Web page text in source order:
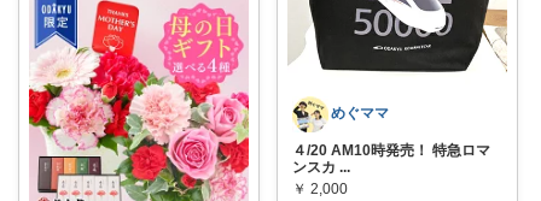
めぐママ
４/20 AM10時発売！ 特急ロマ
ンスカ ...
￥ 2,000